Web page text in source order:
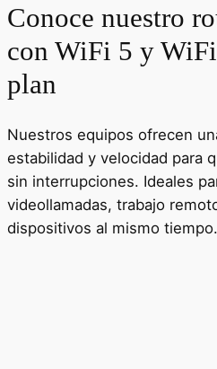
Conoce nuestro
con WiFi 5 y
plan
Nuestros equipos ofrecen
estabilidad y velocidad para
sin interrupciones. Ideales
videollamadas, trabajo
dispositivos al mismo tiempo.